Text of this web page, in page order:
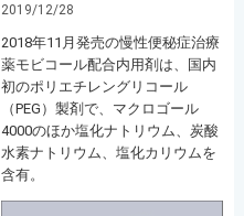
2019/12/28
2018年11月発売の慢性便秘症治療
薬モビコール配合内用剤は、国内
初のポリエチレングリコール
（PEG）製剤で、マクロゴール
4000のほか塩化ナトリウム、炭酸
水素ナトリウム、塩化カリウムを
含有。